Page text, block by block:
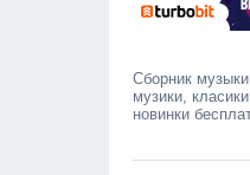
Сборник
музики,
новинки